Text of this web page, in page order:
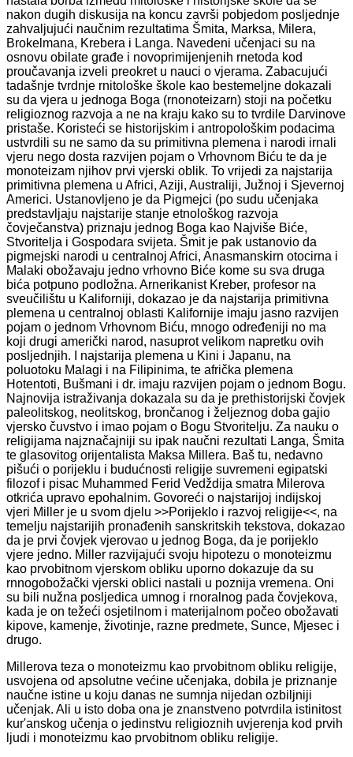
nakon dugih diskusija na koncu završi pobjedom posljednje
zahvaljujući naučnim rezultatima Šmita, Marksa, Milera,
Brokelmana, Krebera i Langa. Navedeni učenjaci su na
osnovu obilate građe i novoprimijenjenih rnetoda kod
proučavanja izveli preokret u nauci o vjerama. Zabacujući
tadašnje tvrdnje rnitološke škole kao bestemeljne dokazali
su da vjera u jednoga Boga (rnonoteizarn) stoji na početku
religioznog razvoja a ne na kraju kako su to tvrdile Darvinove
pristaše. Koristeći se historijskim i antropološkim podacima
ustvrdili su ne samo da su primitivna plemena i narodi irnali
vjeru nego dosta razvijen pojam o Vrhovnom Biću te da je
monoteizam njihov prvi vjerski oblik. To vrijedi za najstarija
primitivna plemena u Africi, Aziji, Australiji, Južnoj i Sjevernoj
Americi. Ustanovljeno je da Pigmejci (po sudu učenjaka
predstavljaju najstarije stanje etnološkog razvoja
čovječanstva) priznaju jednog Boga kao Najviše Biće,
Stvoritelja i Gospodara svijeta. Šmit je pak ustanovio da
pigmejski narodi u centralnoj Africi, Anasmanskirn otocirna i
Malaki obožavaju jedno vrhovno Biće kome su sva druga
bića potpuno podložna. Arnerikanist Kreber, profesor na
sveučilištu u Kaliforniji, dokazao je da najstarija primitivna
plemena u centralnoj oblasti Kalifornije imaju jasno razvijen
pojam o jednom Vrhovnom Biću, mnogo određeniji no ma
koji drugi američki narod, nasuprot velikom napretku ovih
posljednjih. I najstarija plemena u Kini i Japanu, na
poluotoku Malagi i na Filipinima, te afrička plemena
Hotentoti, Bušmani i dr. imaju razvijen pojam o jednom Bogu.
Najnovija istraživanja dokazala su da je prethistorijski čovjek
paleolitskog, neolitskog, brončanog i željeznog doba gajio
vjersko čuvstvo i imao pojam o Bogu Stvoritelju. Za nauku o
religijama najznačajniji su ipak naučni rezultati Langa, Šmita
te glasovitog orijentalista Maksa Millera. Baš tu, nedavno
pišući o porijeklu i budućnosti religije suvremeni egipatski
filozof i pisac Muhammed Ferid Vedždija smatra Milerova
otkrića upravo epohalnim. Govoreći o najstarijoj indijskoj
vjeri Miller je u svom djelu >>Porijeklo i razvoj religije<<, na
temelju najstarijih pronađenih sanskritskih tekstova, dokazao
da je prvi čovjek vjerovao u jednog Boga, da je porijeklo
vjere jedno. Miller razvijajući svoju hipotezu o monoteizmu
kao prvobitnom vjerskom obliku uporno dokazuje da su
rnnogobožački vjerski oblici nastali u poznija vremena. Oni
su bili nužna posljedica umnog i rnoralnog pada čovjekova,
kada je on težeći osjetilnom i materijalnom počeo obožavati
kipove, kamenje, životinje, razne predmete, Sunce, Mjesec i
drugo.
Millerova teza o monoteizmu kao prvobitnom obliku religije,
usvojena od apsolutne većine učenjaka, dobila je priznanje
naučne istine u koju danas ne sumnja nijedan ozbiljniji
učenjak. Ali u isto doba ona je znanstveno potvrdila istinitost
kur'anskog učenja o jedinstvu religioznih uvjerenja kod prvih
ljudi i monoteizmu kao prvobitnom obliku religije.